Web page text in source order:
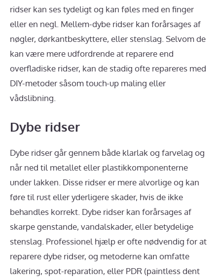
ridser kan ses tydeligt og kan føles med en finger
eller en negl. Mellem-dybe ridser kan forårsages af
nøgler, dørkantbeskyttere, eller stenslag. Selvom de
kan være mere udfordrende at reparere end
overfladiske ridser, kan de stadig ofte repareres med
DIY-metoder såsom touch-up maling eller
vådslibning.
Dybe ridser
Dybe ridser går gennem både klarlak og farvelag og
når ned til metallet eller plastikkomponenterne
under lakken. Disse ridser er mere alvorlige og kan
føre til rust eller yderligere skader, hvis de ikke
behandles korrekt. Dybe ridser kan forårsages af
skarpe genstande, vandalskader, eller betydelige
stenslag. Professionel hjælp er ofte nødvendig for at
reparere dybe ridser, og metoderne kan omfatte
lakering, spot-reparation, eller PDR (paintless dent